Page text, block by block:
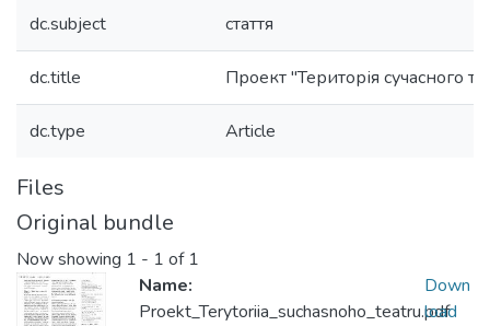
dc.subject стаття
dc.title Проект "Територія сучасного
dc.type Article
Files
Original bundle
Now showing 1 - 1 of 1
Name:
Proekt_Terytoriia_suchasnoho_teatru.pdf
Down
load